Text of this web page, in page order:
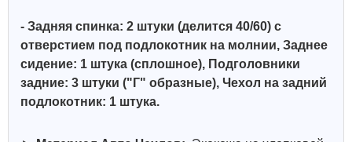
- Задняя спинка: 2 штуки (делится 40/60) с
отверстием под подлокотник на молнии, Заднее
сидение: 1 штука (сплошное), Подголовники
задние: 3 штуки ("Г" образные), Чехол на задний
подлокотник: 1 штука.